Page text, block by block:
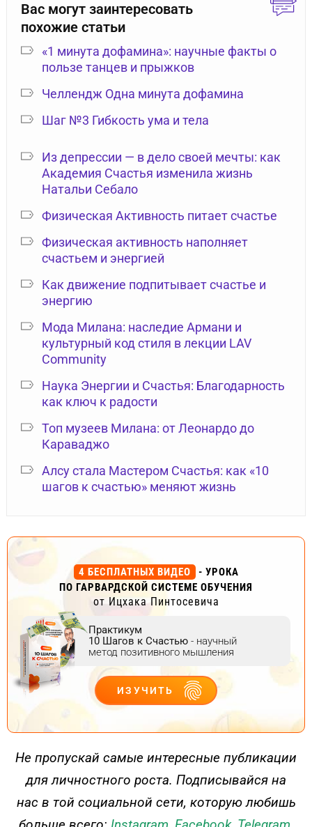
Вас могут заинтересовать
похожие статьи
«1 минута дофамина»: научные факты о
пользе танцев и прыжков
Челлендж Одна минута дофамина
Шаг №3 Гибкость ума и тела
Из депрессии — в дело своей мечты: как
Академия Счастья изменила жизнь
Натальи Себало
Физическая Активность питает счастье
Физическая активность наполняет
счастьем и энергией
Как движение подпитывает счастье и
энергию
Мода Милана: наследие Армани и
культурный код стиля в лекции LAV
Community
Наука Энергии и Счастья: Благодарность
как ключ к радости
Топ музеев Милана: от Леонардо до
Караваджо
Алсу стала Мастером Счастья: как «10
шагов к счастью» меняют жизнь
4 БЕСПЛАТНЫХ ВИДЕО
- УРОКА
ПО ГАРВАРДСКОЙ СИСТЕМЕ ОБУЧЕНИЯ
от Ицхака Пинтосевича
Практикум
10 Шагов к Счастью - научный
метод позитивного мышления
ИЗУЧИТЬ
ДЕЙСТВУЙ
Не пропускай самые интересные публикации
для личностного роста. Подписывайся на
нас в той социальной сети, которую любишь